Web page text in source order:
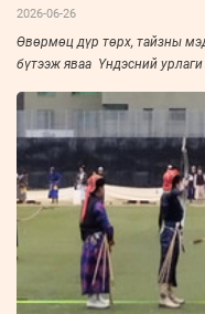
2026-06-26
Өвөрмөц дүр төрх, тайзны
бүтээж яваа Үндэсний урлаги